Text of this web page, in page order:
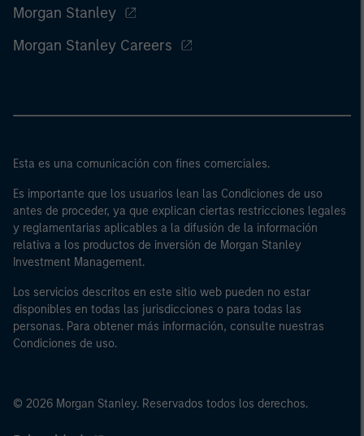
Morgan Stanley
Morgan Stanley Careers
Esta es una comunicación con fines comerciales.
Es importante que los usuarios lean las Condiciones de uso
antes de proceder, ya que explican ciertas restricciones legales
y reglamentarias aplicables a la difusión de la información
relativa a los productos de inversión de Morgan Stanley
Investment Management.
Los servicios descritos en este sitio web pueden no estar
disponibles en todas las jurisdicciones o para todas las
personas. Para obtener más información, consulte nuestras
Condiciones de uso.
© 2026 Morgan Stanley. Reservados todos los derechos.